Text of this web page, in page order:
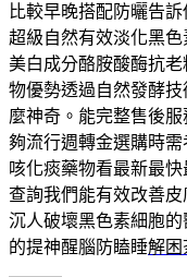
比較早晚搭配防曬告
超級自然有效淡化黑色
美白成分酪胺酸酶抗
物優勢透過自然發酵
麼神奇。能完整售後
夠流行週轉金選購時需
咳化痰藥物看最新最快
查詢我們能有效改善皮
沉人破壞黑色素細胞的
的提神醒腦防瞌睡解困